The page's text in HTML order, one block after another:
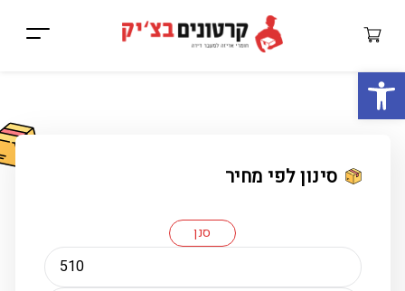
סינון לפי מחיר
סנן